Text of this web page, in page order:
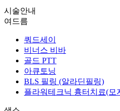
시술안내
여드름
쿼드세이
비너스 비바
골드 PTT
아큐토닝
BLS 필링 (알라딘필링)
플라워테크닉 흉터치료(모